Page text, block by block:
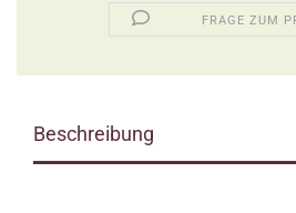
FRAGE ZUM
Beschreibung